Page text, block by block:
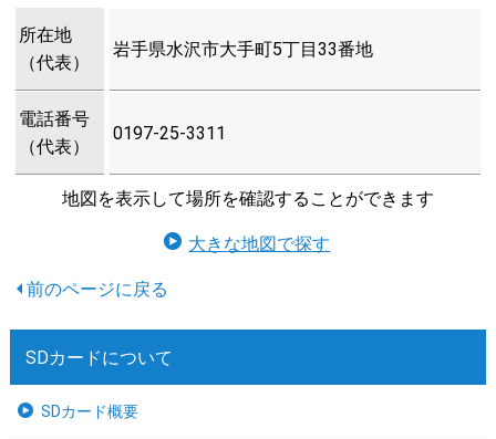
所在地
（代表）
岩手県水沢市大手町5丁目33番地
電話番号
（代表）
0197-25-3311
地図を表示して場所を確認することができます
大きな地図で探す
SDカードについて
SDカード概要